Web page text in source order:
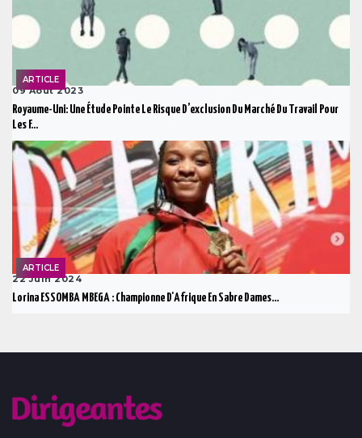
ARTICLE
09 Août 2023
Royaume-Uni: Une Étude Pointe Le Risque D’exclusion Du Marché Du Travail Pour
Les F...
ARTICLE
22 Juin 2024
Lorina ESSOMBA MBEGA : Championne D'Afrique En Sabre Dames...